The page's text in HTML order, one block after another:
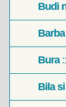
Budi
Bura
Bila